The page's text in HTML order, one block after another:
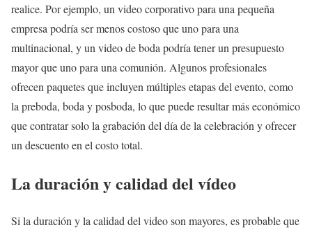
realice. Por ejemplo, un video corporativo para una pequeña
empresa podría ser menos costoso que uno para una
multinacional, y un video de boda podría tener un presupuesto
mayor que uno para una comunión. Algunos profesionales
ofrecen paquetes que incluyen múltiples etapas del evento, como
la preboda, boda y posboda, lo que puede resultar más económico
que contratar solo la grabación del día de la celebración y ofrecer
un descuento en el costo total.
La duración y calidad del vídeo
Si la duración y la calidad del video son mayores, es probable que